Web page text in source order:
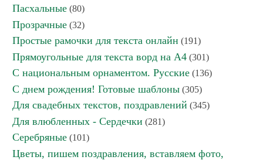
Пасхальные (80)
Прозрачные (32)
Простые рамочки для текста онлайн (191)
Прямоугольные для текста ворд на А4 (301)
С национальным орнаментом. Русские (136)
С днем рождения! Готовые шаблоны (305)
Для свадебных текстов, поздравлений (345)
Для влюбленных - Сердечки (281)
Серебряные (101)
Цветы, пишем поздравления, вставляем фото,